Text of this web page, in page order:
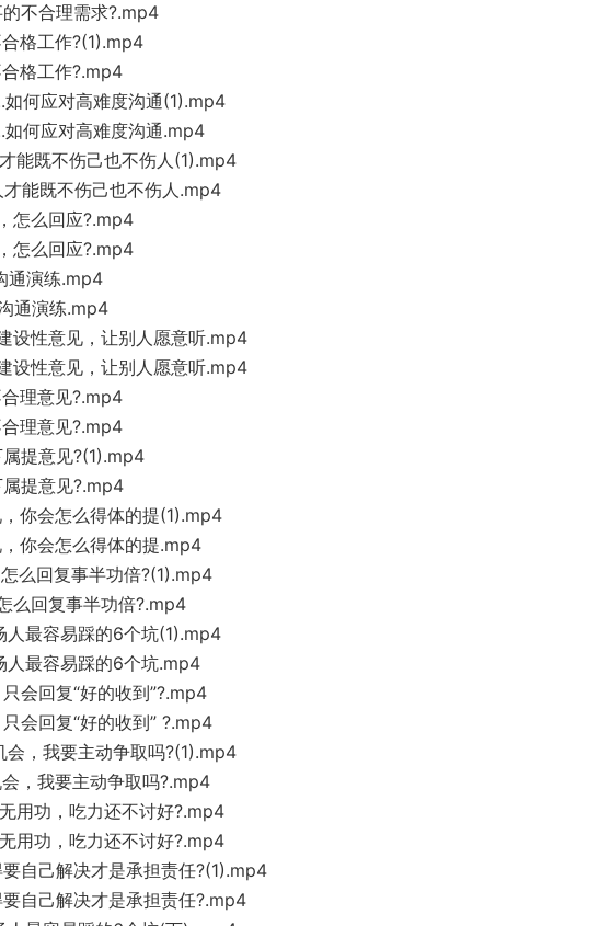
不合理需求?.mp4
格工作?(1).mp4
格工作?.mp4
如何应对高难度沟通(1).mp4
如何应对高难度沟通.mp4
能既不伤己也不伤人(1).mp4
能既不伤己也不伤人.mp4
怎么回应?.mp4
怎么回应?.mp4
通演练.mp4
通演练.mp4
设性意见，让别人愿意听.mp4
设性意见，让别人愿意听.mp4
理意见?.mp4
理意见?.mp4
提意见?(1).mp4
提意见?.mp4
你会怎么得体的提(1).mp4
你会怎么得体的提.mp4
么回复事半功倍?(1).mp4
么回复事半功倍?.mp4
人最容易踩的6个坑(1).mp4
人最容易踩的6个坑.mp4
会回复“好的收到”?.mp4
会回复“好的收到” ?.mp4
，我要主动争取吗?(1).mp4
，我要主动争取吗?.mp4
用功，吃力还不讨好?.mp4
用功，吃力还不讨好?.mp4
自己解决才是承担责任?(1).mp4
自己解决才是承担责任?.mp4